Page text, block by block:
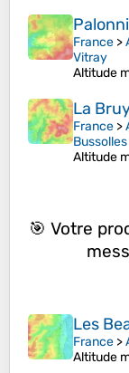
France >
Vitray
Altitude
La
France >
Bussolles
Altitude
🎯 Votre
Les
France >
Altitude